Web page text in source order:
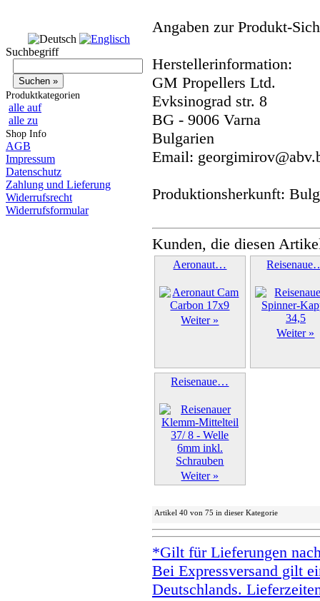
Suchbegriff
Produktkategorien
alle auf
alle zu
Shop Info
AGB
Impressum
Datenschutz
Zahlung und Lieferung
Widerrufsrecht
Widerrufsformular
Angaben zur Produkt-
Herstellerinformation:
GM Propellers Ltd.
Evksinograd str. 8
BG - 9006 Varna
Bulgarien
Email:
Produktionsherkunft:
Kunden, die diesen
Aeronaut…
Weiter »
Weiter »
Reisenaue…
Weiter »
Artikel 40 von 75 in dieser Kategorie
*Gilt für Lieferungen
Bei Expressversand gilt
Deutschlands.